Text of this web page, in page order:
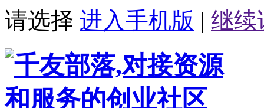
请选择 进入手机版 | 继续